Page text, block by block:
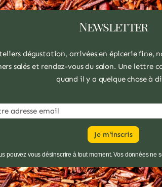
Newsletter
dégustation, arrivées en épicerie fine,
salés et rendez-vous du salon. Une lettre
quand il y a quelque chose à
pouvez vous désinscrire à tout moment. Vos données ne